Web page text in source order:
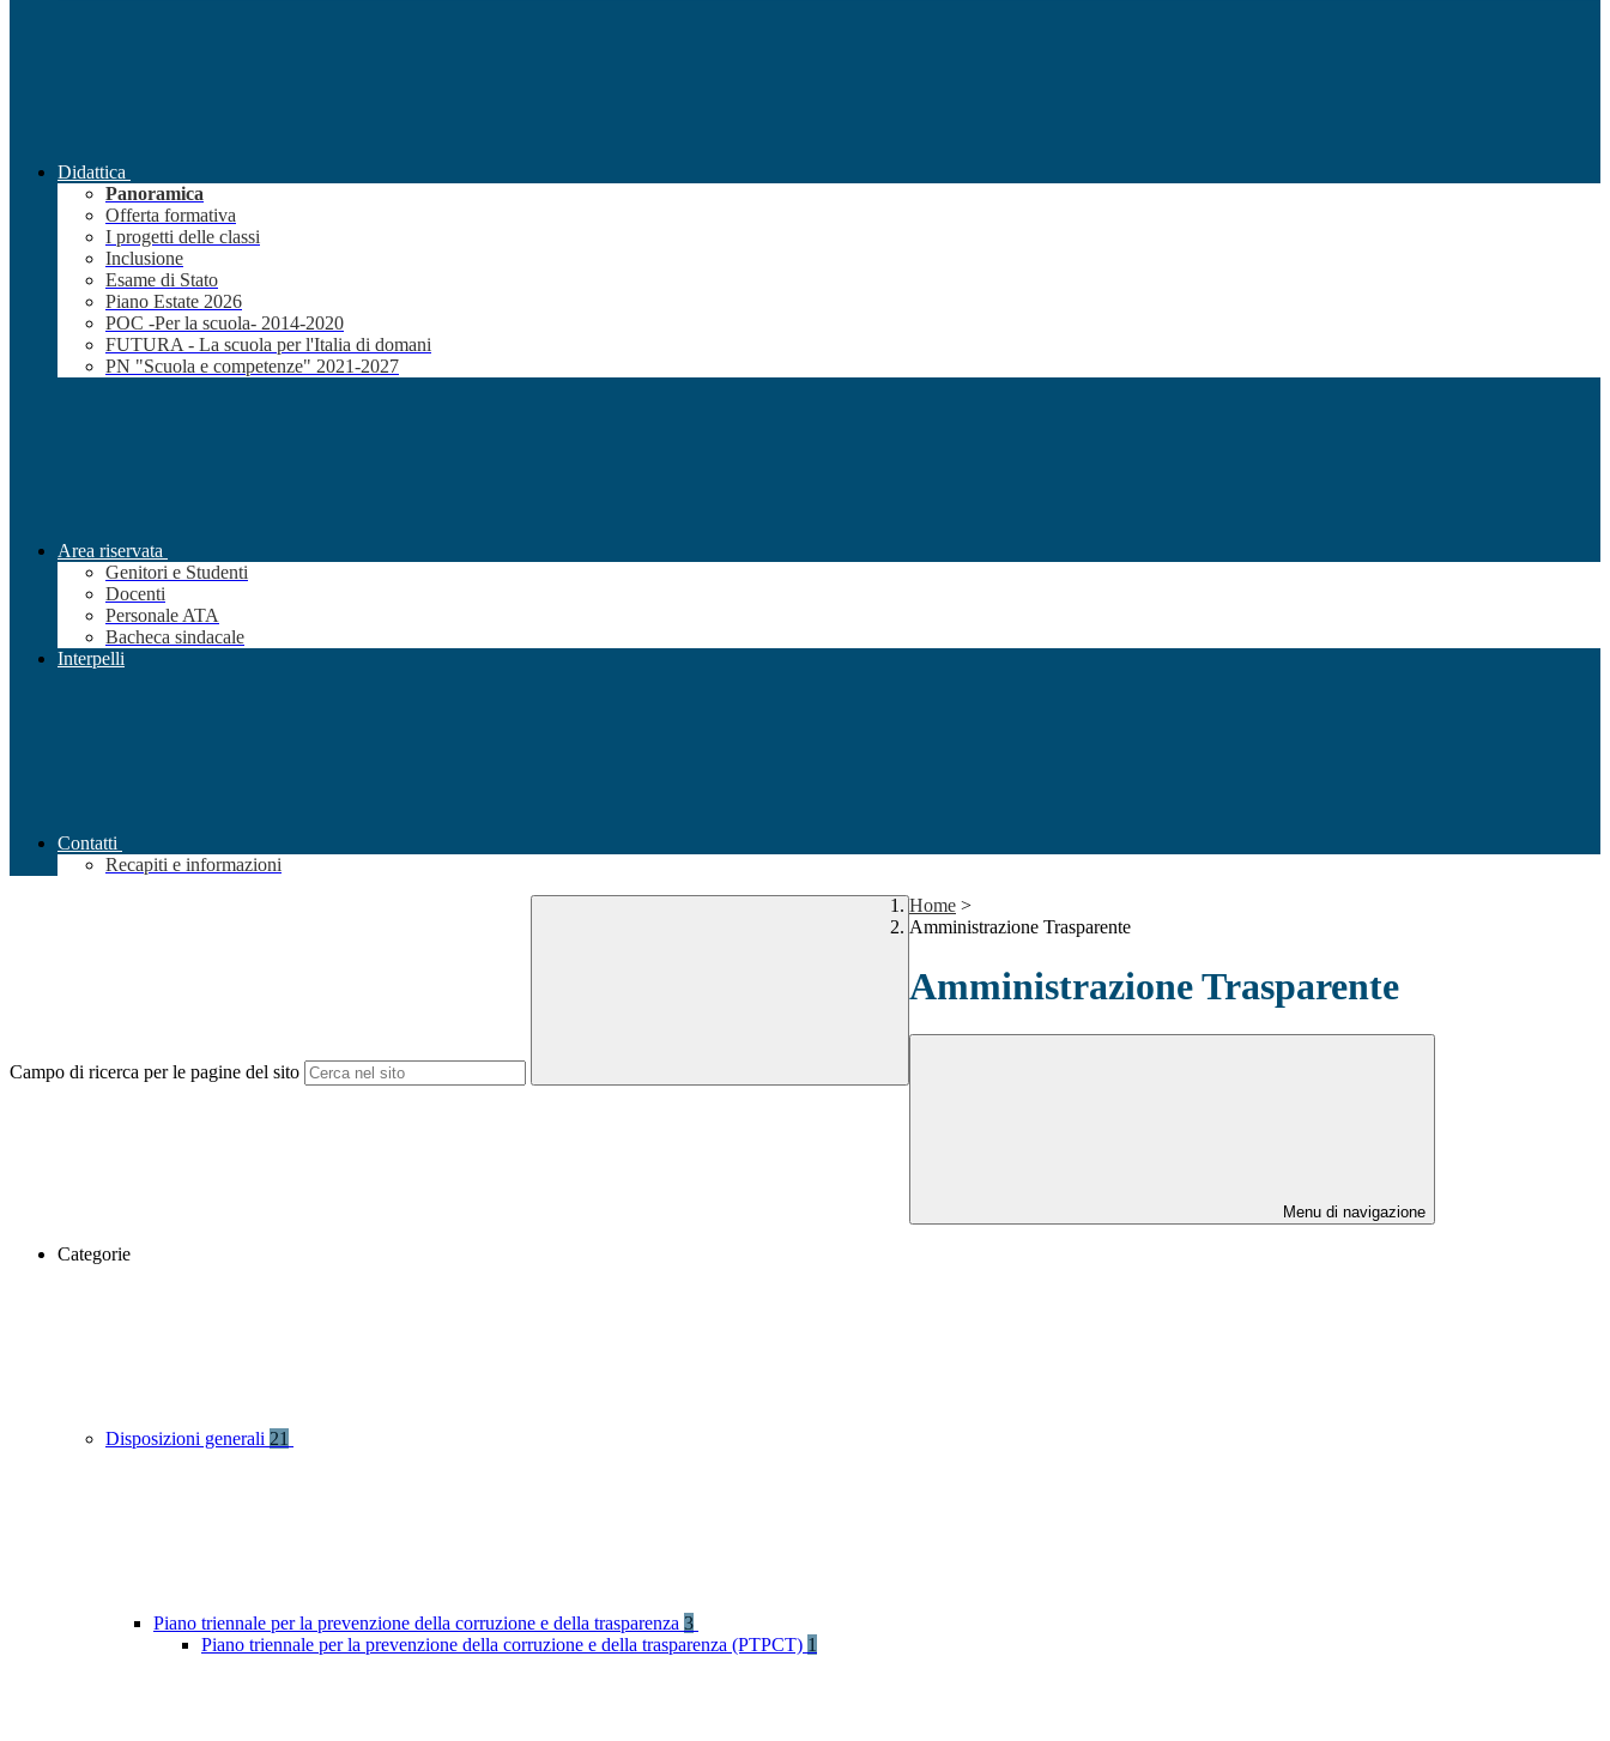
Didattica
Panoramica
Offerta formativa
I progetti delle classi
Inclusione
Esame di Stato
Piano Estate 2026
POC -Per la scuola- 2014-2020
FUTURA - La scuola per l'Italia di domani
PN "Scuola e competenze" 2021-2027
Area riservata
Genitori e Studenti
Docenti
Personale ATA
Bacheca sindacale
Interpelli
Contatti
Recapiti e informazioni
Campo di ricerca per le pagine del sito
Home >
Amministrazione Trasparente
Amministrazione Trasparente
Menu di navigazione
Categorie
Disposizioni generali 21
Piano triennale per la prevenzione della corruzione e della trasparenza 3
Piano triennale per la prevenzione della corruzione e della trasparenza (PTPCT) 1